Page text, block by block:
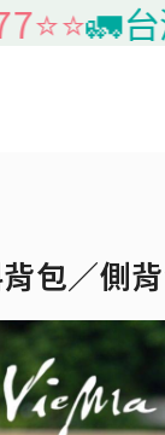
🚛台灣本
包／側